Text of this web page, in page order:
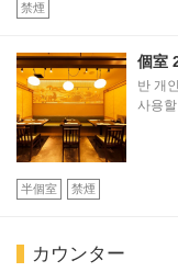
禁煙
個室
반 개
사용
半個室 禁煙
カウンター
この
좌석 | 完全個室
屋駅本店